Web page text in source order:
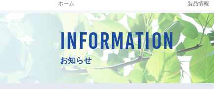
ホーム 製品情報
INFORMATION
お知らせ